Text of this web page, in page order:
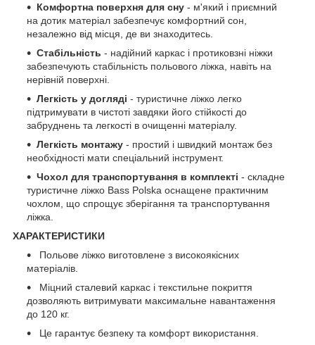
Комфортна поверхня для сну - м'який і приємний
на дотик матеріал забезпечує комфортний сон,
незалежно від місця, де ви знаходитесь.
Стабільність - надійний каркас і протиковзні ніжки
забезпечують стабільність польового ліжка, навіть на
нерівній поверхні.
Легкість у догляді - туристичне ліжко легко
підтримувати в чистоті завдяки його стійкості до
забруднень та легкості в очищенні матеріалу.
Легкість монтажу - простий і швидкий монтаж без
необхідності мати спеціальний інструмент.
Чохол для транспортування в комплекті - складне
туристичне ліжко Bass Polska оснащене практичним
чохлом, що спрощує зберігання та транспортування
ліжка.
ХАРАКТЕРИСТИКИ
Польове ліжко виготовлене з високоякісних
матеріалів.
Міцний сталевий каркас і текстильне покриття
дозволяють витримувати максимальне навантаження
до 120 кг.
Це гарантує безпеку та комфорт використання.